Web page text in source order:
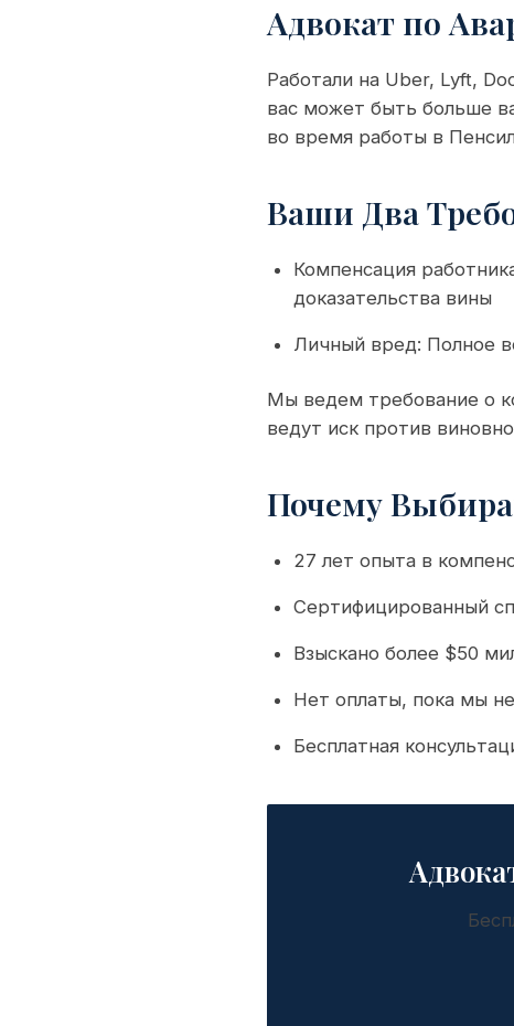
Адвокат по
Работали на Uber, Lyft,
вас может быть больше
во время работы в
Ваши Два
Компенсация
доказательства вины
Личный вред: Полное
Мы ведем требование о
ведут иск против
Почему
27 лет опыта в
Сертифицированный
Взыскано более $50
Нет оплаты, пока мы
Бесплатная